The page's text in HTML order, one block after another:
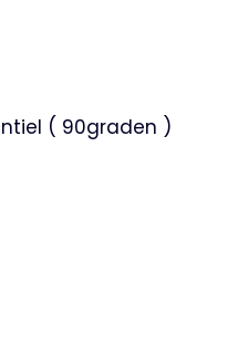
( 90graden )